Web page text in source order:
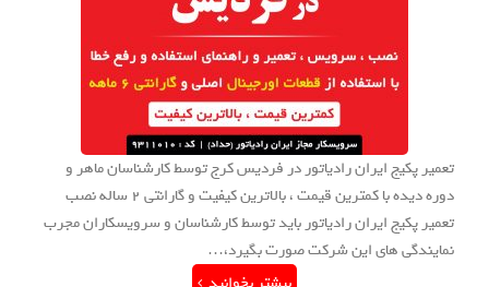
تعمیر پکیج ایران رادیاتور در فردیس کرج توسط کارشناسان ماهر و
دوره دیده با کمترین قیمت ، بالاترین کیفیت و گارانتی 2 ساله نصب
تعمیر پکیج ایران رادیاتور باید توسط کارشناسان و سرویسکاران مجرب
نمایندگی های این شرکت صورت بگیرد،…